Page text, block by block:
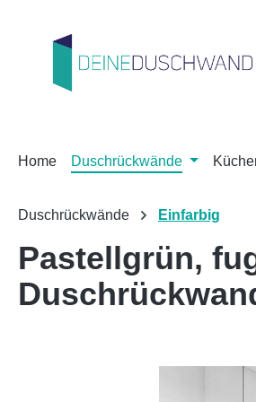
Home Duschrückwände
Duschrückwände Einfarbig
Pastellgrün,